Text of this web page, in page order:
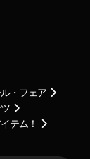
・フェア
テム！